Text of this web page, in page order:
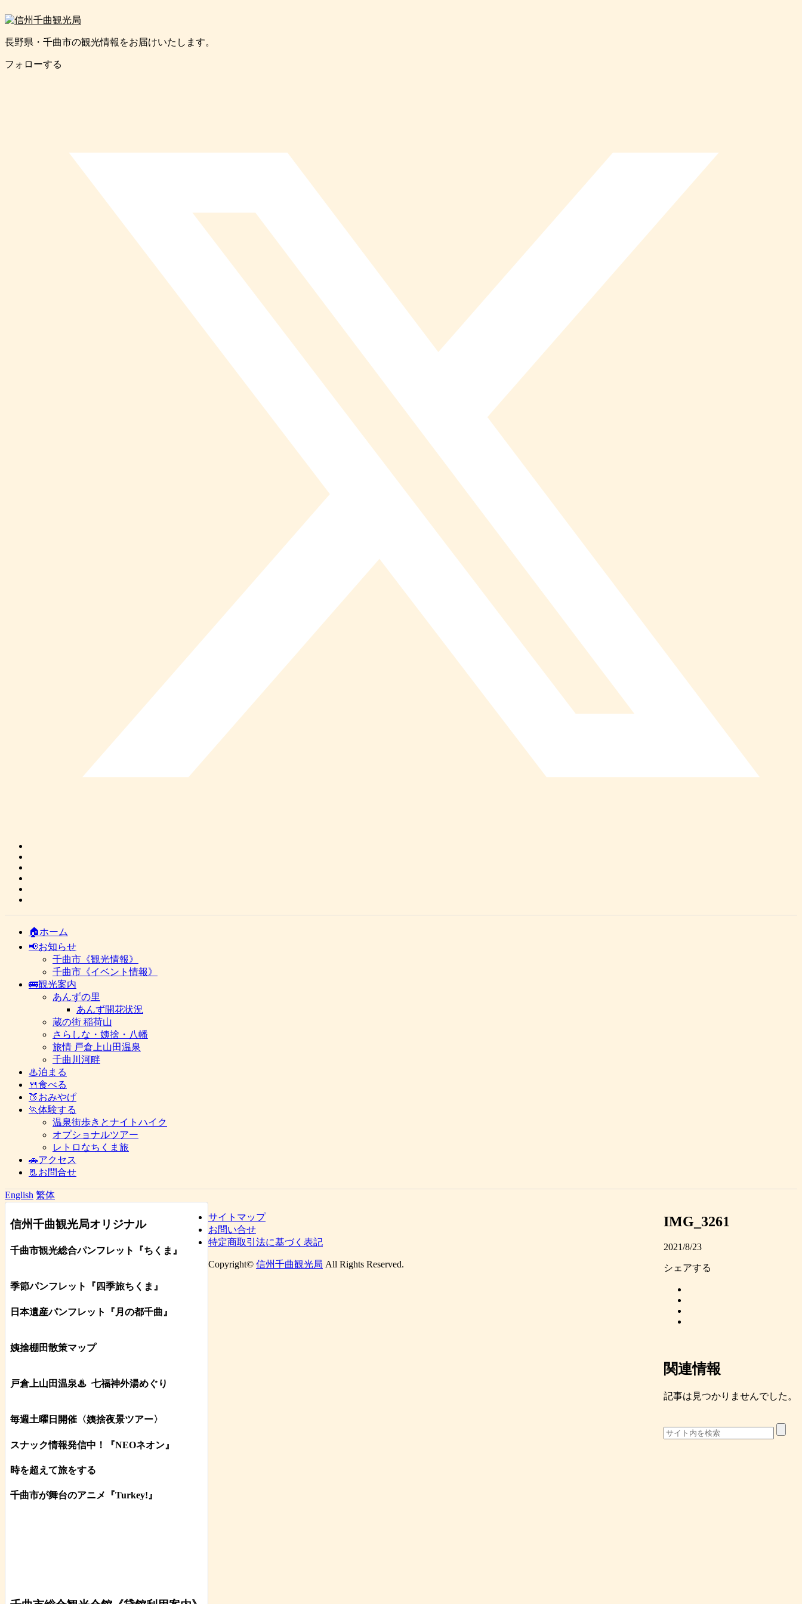
長野県・千曲市の観光情報をお届けいたします。
フォローする
🏠ホーム
📢お知らせ
千曲市《観光情報》
千曲市《イベント情報》
🚌観光案内
あんずの里
あんず開花状況
蔵の街 稲荷山
さらしな・姨捨・八幡
旅情 戸倉上山田温泉
千曲川河畔
♨泊まる
🍴食べる
🍑おみやげ
🏃体験する
温泉街歩きとナイトハイク
オプショナルツアー
レトロなちくま旅
🚗アクセス
📃お問合せ
English 繁体
IMG_3261
2021/8/23
シェアする
関連情報
記事は見つかりませんでした。
信州千曲観光局オリジナル
千曲市観光総合パンフレット 『ちくま 』
季節パンフレット『四季旅ちくま』
日本遺産パンフレット 『月の都千曲 』
姨捨棚田散策マップ
戸倉上山田温泉♨ 七福神外湯めぐり
毎週土曜日開催〈姨捨夜景ツアー〉
スナック情報発信中！『NEOネオン』
時を超えて旅をする
千曲市が舞台のアニメ『Turkey!』
サイトマップ
お問い合せ
特定商取引法に基づく表記
Copyright© 信州千曲観光局 All Rights Reserved.